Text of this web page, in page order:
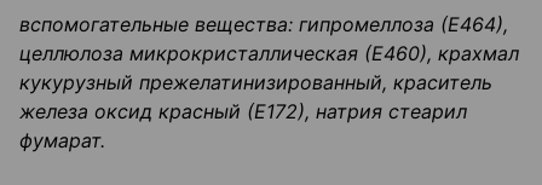
вспомогательные вещества: гипромеллоза (Е464),
целлюлоза микрокристаллическая (Е460), крахмал
кукурузный прежелатинизированный, краситель
железа оксид красный (Е172), натрия стеарил
фумарат.